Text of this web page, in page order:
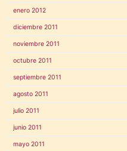
enero 2012
diciembre 2011
noviembre 2011
octubre 2011
septiembre 2011
agosto 2011
julio 2011
junio 2011
mayo 2011